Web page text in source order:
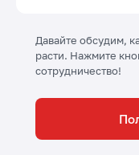
Давайте обсудим,
расти. Нажмите
сотрудничество!